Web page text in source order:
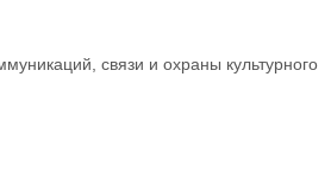
связи и охраны культурного